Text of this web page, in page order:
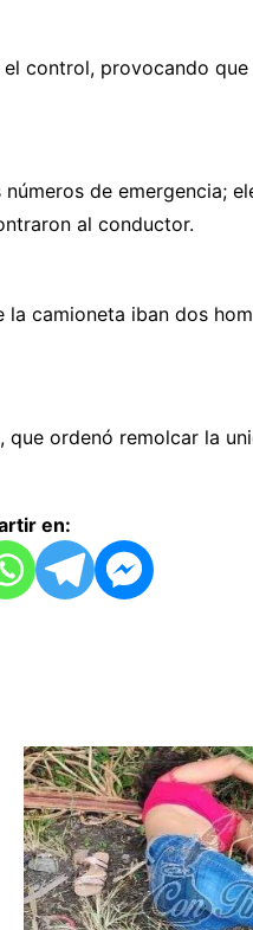
control, provocando que
de emergencia;
al conductor.
camioneta iban dos
ordenó remolcar la
en: